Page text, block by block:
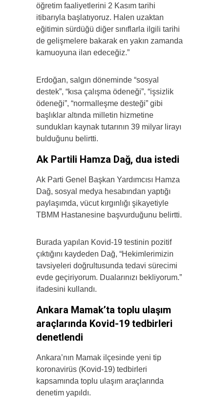
öğretim faaliyetlerini 2 Kasım tarihi
itibarıyla başlatıyoruz. Halen uzaktan
eğitimin sürdüğü diğer sınıflarla ilgili tarihi
de gelişmelere bakarak en yakın zamanda
kamuoyuna ilan edeceğiz.”
Erdoğan, salgın döneminde “sosyal
destek”, “kısa çalışma ödeneği”, “işsizlik
ödeneği”, “normalleşme desteği” gibi
başlıklar altında milletin hizmetine
sundukları kaynak tutarının 39 milyar lirayı
bulduğunu belirtti.
Ak Partili Hamza Dağ, dua istedi
Ak Parti Genel Başkan Yardımcısı Hamza
Dağ, sosyal medya hesabından yaptığı
paylaşımda, vücut kırgınlığı şikayetiyle
TBMM Hastanesine başvurduğunu belirtti.
Burada yapılan Kovid-19 testinin pozitif
çıktığını kaydeden Dağ, “Hekimlerimizin
tavsiyeleri doğrultusunda tedavi sürecimi
evde geçiriyorum. Dualarınızı bekliyorum.”
ifadesini kullandı.
Ankara Mamak’ta toplu ulaşım
araçlarında Kovid-19 tedbirleri
denetlendi
Ankara’nın Mamak ilçesinde yeni tip
koronavirüs (Kovid-19) tedbirleri
kapsamında toplu ulaşım araçlarında
denetim yapıldı.